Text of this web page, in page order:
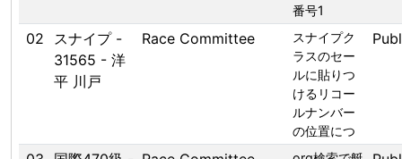
番号1
02
スナイプ -
31565 - 洋
平 川戸
Race Committee
スナイプク
ラスのセー
ルに貼りつ
けるリコー
ルナンバー
の位置につ